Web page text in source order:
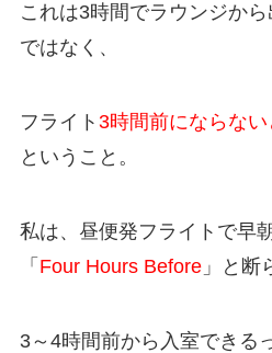
これは3時間でラウンジか
ではなく、
フライト 3時間前にならな
ということ。
私は、昼便発フライトで早
「 Four Hours Before」と断
3～4時間前から入室できる